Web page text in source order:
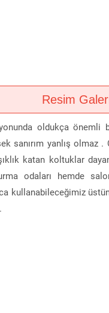
Resim
oldukça
sanırım yanlış olmaz
katan koltuklar
odaları hemde
kullanabileceğimiz